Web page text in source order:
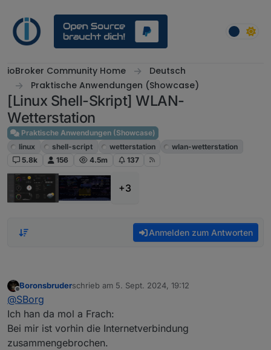
ioBroker Community Home
Deutsch
Praktische Anwendungen (Showcase)
[Linux Shell-Skript] WLAN-
Wetterstation
Praktische Anwendungen (Showcase)
linux
shell-script wetterstation
wlan-wetterstation
5.8k
156 4.5m 137
+3
Anmelden zum Antworten
Offline
Boronsbruderschrieb am 5. Sept. 2024, 19:12
zuletzt editiert von
@SBorg
Ich han da mol a Frach:
Bei mir ist vorhin die Internetverbindung
zusammengebrochen.